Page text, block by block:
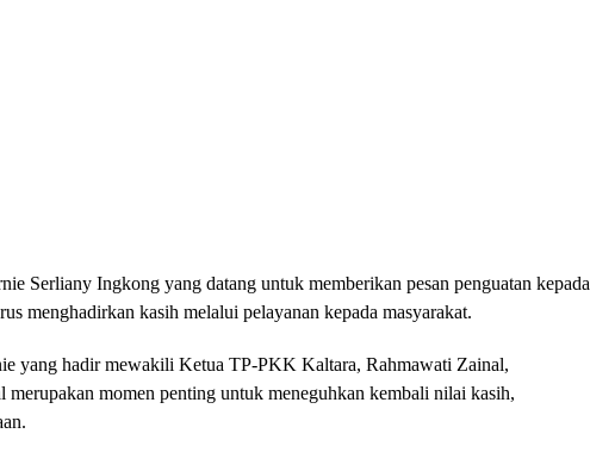
Serliany Ingkong yang datang untuk memberikan pesan penguatan kepada
menghadirkan kasih melalui pelayanan kepada masyarakat.
yang hadir mewakili Ketua TP-PKK Kaltara, Rahmawati Zainal,
merupakan momen penting untuk meneguhkan kembali nilai kasih,